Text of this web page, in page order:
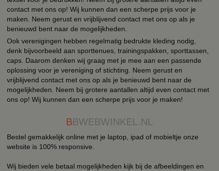
contact met ons op! Wij kunnen dan een scherpe prijs voor je
maken. Neem gerust en vrijblijvend contact met ons op als je
benieuwd bent naar de mogelijkheden.
Ook verenigingen hebben regelmatig bedrukte kleding nodig,
denk bijvoorbeeld aan sporttenues, trainingspakken, sporttassen,
caps. Daarom denken wij graag met je mee aan een passende
oplossing voor je vereniging of stichting. Neem gerust en
vrijblijvend contact met ons op als je benieuwd bent naar de
mogelijkheden. Neem bij grotere aantallen altijd even contact met
ons op! Wij kunnen dan een scherpe prijs voor je maken!
BBWEBWINKEL.NL
Bestel gemakkelijk online met je laptop, ipad of mobieltje onze
website is 100% responsive.
Wij bieden vele betaal mogelijkheden kijk bij de afbeeldingen en